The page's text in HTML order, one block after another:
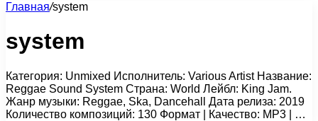
Главная/system
system
Категория: Unmixed Исполнитель: Various Artist Название:
Reggae Sound System Страна: World Лейбл: King Jam.
Жанр музыки: Reggae, Ska, Dancehall Дата релиза: 2019
Количество композиций: 130 Формат | Качество: MP3 | …